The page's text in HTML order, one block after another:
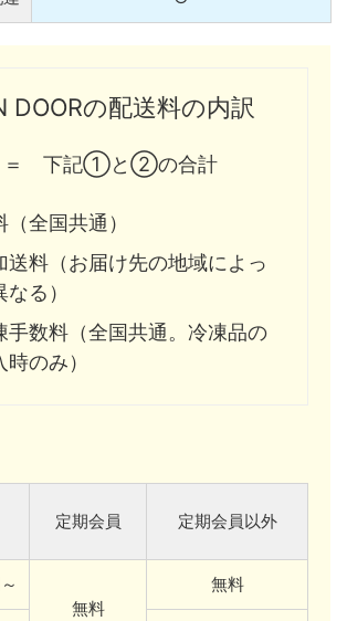
DOORの配送料の内訳
＝ 下記①と②の合計
（全国共通）
送料（お届け先の地域によっ
なる）
手数料（全国共通。冷凍品の
時のみ）
定期会員 定期会員以外
無料
無料